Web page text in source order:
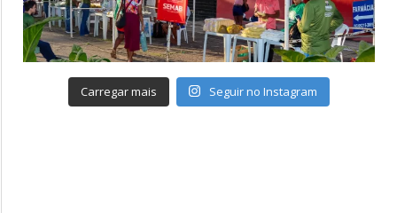
Carregar mais Seguir no Instagram